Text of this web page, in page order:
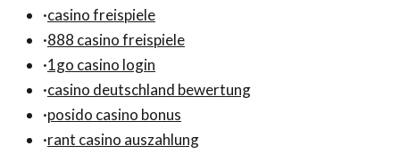
·casino freispiele
·888 casino freispiele
·1go casino login
·casino deutschland bewertung
·posido casino bonus
·rant casino auszahlung